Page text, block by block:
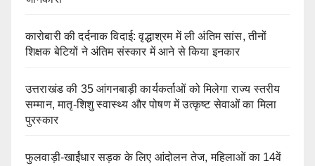
कारोबारी की दर्दनाक विदाई: वृद्धाश्रम में ली अंतिम सांस, तीनों
शिक्षक बेटियों ने अंतिम संस्कार में आने से किया इनकार
उत्तराखंड की 35 आंगनबाड़ी कार्यकर्ताओं को मिलेगा राज्य स्तरीय
सम्मान, मातृ-शिशु स्वास्थ्य और पोषण में उत्कृष्ट सेवाओं का मिला
पुरस्कार
फुलवाड़ी-खाईंधार सड़क के लिए आंदोलन तेज, महिलाओं का 14वें